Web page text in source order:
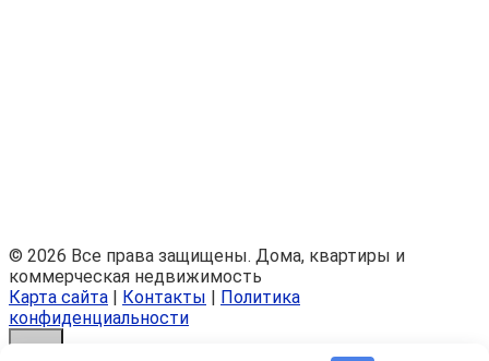
© 2026 Все права защищены. Дома, квартиры и
коммерческая недвижимость
Карта сайта | Контакты | Политика
конфиденциальности